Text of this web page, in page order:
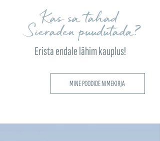
Kas sa tahad
Sieraden puudutada?
Erista endale lähim kauplus!
MINE POODIDE NIMEKIRJA